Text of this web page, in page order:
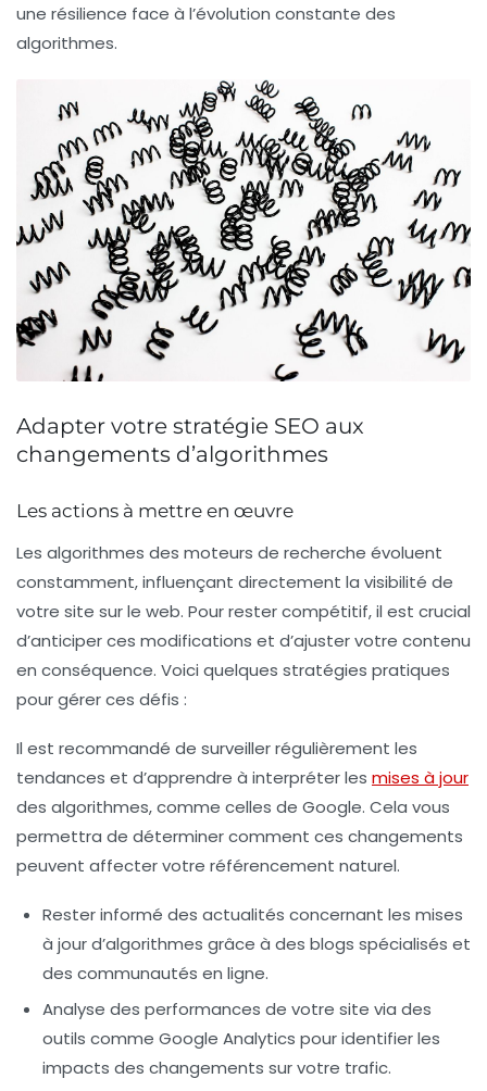
une résilience face à l’évolution constante des
algorithmes.
Adapter votre stratégie SEO aux
changements d’algorithmes
Les actions à mettre en œuvre
Les algorithmes des moteurs de recherche évoluent
constamment, influençant directement la visibilité de
votre site sur le web. Pour rester compétitif, il est crucial
d’anticiper ces modifications et d’ajuster votre contenu
en conséquence. Voici quelques stratégies pratiques
pour gérer ces défis :
Il est recommandé de surveiller régulièrement les
tendances et d’apprendre à interpréter les mises à jour
des algorithmes, comme celles de Google. Cela vous
permettra de déterminer comment ces changements
peuvent affecter votre référencement naturel.
Rester informé des actualités concernant les mises
à jour d’algorithmes grâce à des blogs spécialisés et
des communautés en ligne.
Analyse des performances de votre site via des
outils comme Google Analytics pour identifier les
impacts des changements sur votre trafic.